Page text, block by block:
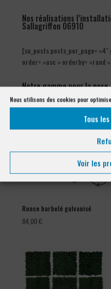
Nous utilisons des cookies pour
Tous
Voir les
Nos réalisations
Sallagriffon 06910
[su_posts posts_per_page=
order= »asc » orderby= »rand
Notre gamme pour la pose
à Sallagriffon 06910
Ronce barbelé galvanisé
84,00€